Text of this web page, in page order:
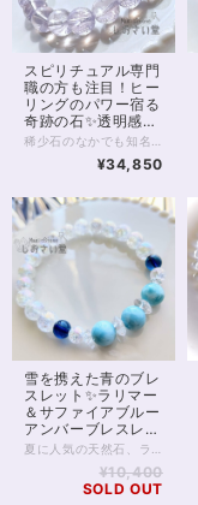
スピリチュアル専門
職の方も注目！ヒー
リングのパワー宿る
奇跡の石✨透明感抜
群4Aclassスコロラ
¥34,850
雪を携えた青のブレ
スレット✨ラリマー
＆サファイアブルー
アンバーブレスレッ
ト16cm
¥10,400
SOLD OUT